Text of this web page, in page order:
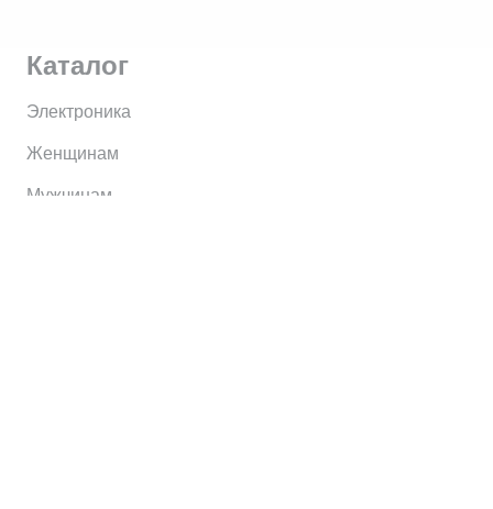
Каталог
Электроника
Женщинам
Мужчинам